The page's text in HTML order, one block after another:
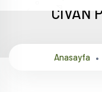
CİVAN
Anasayfa